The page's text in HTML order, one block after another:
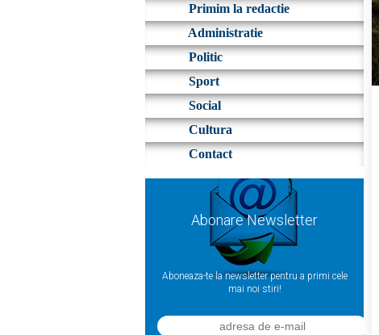
Primim la redactie
Administratie
Politic
Sport
Social
Cultura
Contact
Abonare Newsletter
Aboneaza-te la newsletter pentru a primi cele
mai noi stiri!